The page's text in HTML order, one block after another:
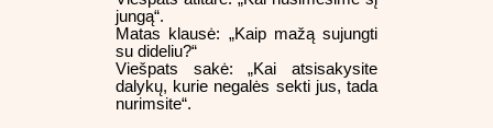
jungą“.
Matas klausė: „Kaip mažą sujungti
su dideliu?“
Viešpats sakė: „Kai atsisakysite
dalykų, kurie negalės sekti jus, tada
nurimsite“.